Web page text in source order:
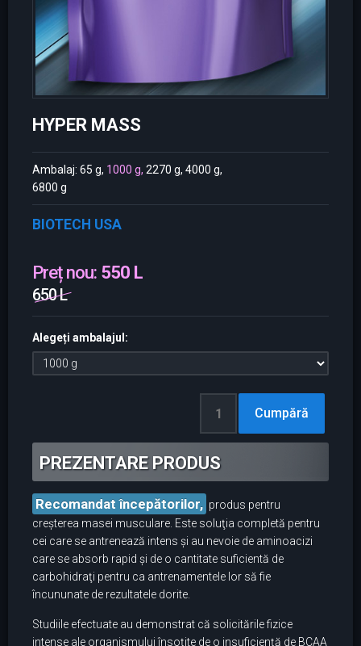
HYPER MASS
Ambalaj: 65 g, 1000 g, 2270 g, 4000 g,
6800 g
BIOTECH USA
Preț nou: 550 L
650 L
Alegeți ambalajul:
PREZENTARE PRODUS
Recomandat începătorilor, produs pentru
creşterea masei musculare. Este soluţia completă pentru
cei care se antrenează intens şi au nevoie de aminoacizi
care se absorb rapid şi de o cantitate suficientă de
carbohidraţi pentru ca antrenamentele lor să fie
încununate de rezultatele dorite.
Studiile efectuate au demonstrat că solicitările fizice
intense ale organismului însoţite de o insuficienţă de BCAA